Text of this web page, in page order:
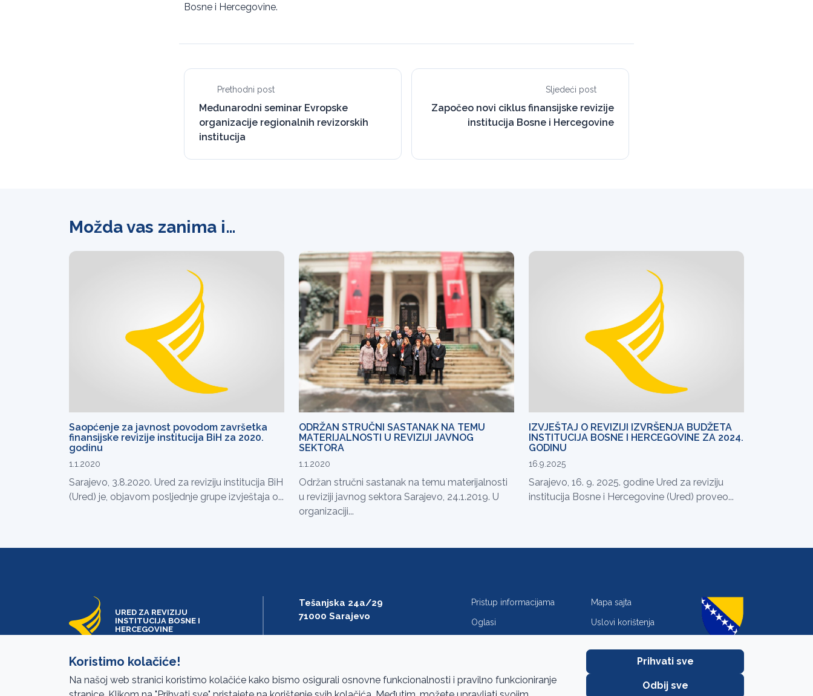
Bosne i Hercegovine.
Prethodni post
Međunarodni seminar Evropske
organizacije regionalnih revizorskih
institucija
Sljedeći post
Započeo novi ciklus finansijske revizije
institucija Bosne i Hercegovine
Možda vas zanima i…
Saopćenje za javnost povodom završetka
finansijske revizije institucija BiH za 2020.
godinu
1.1.2020
Sarajevo, 3.8.2020. Ured za reviziju institucija BiH
(Ured) je, objavom posljednje grupe izvještaja o...
ODRŽAN STRUČNI SASTANAK NA TEMU
MATERIJALNOSTI U REVIZIJI JAVNOG
SEKTORA
1.1.2020
Održan stručni sastanak na temu materijalnosti
u reviziji javnog sektora Sarajevo, 24.1.2019. U
organizaciji...
IZVJEŠTAJ O REVIZIJI IZVRŠENJA BUDŽETA
INSTITUCIJA BOSNE I HERCEGOVINE ZA 2024.
GODINU
16.9.2025
Sarajevo, 16. 9. 2025. godine Ured za reviziju
institucija Bosne i Hercegovine (Ured) proveo...
URED ZA REVIZIJU
INSTITUCIJA BOSNE I
HERCEGOVINE
Tešanjska 24a/29
71000 Sarajevo
saibih@revizija.gov.ba
Pristup informacijama Mapa sajta
Oglasi Uslovi korištenja
Koristimo kolačiće!
Na našoj web stranici koristimo kolačiće kako bismo osigurali osnovne funkcionalnosti i pravilno funkcioniranje
Prihvati sve
Odbij sve